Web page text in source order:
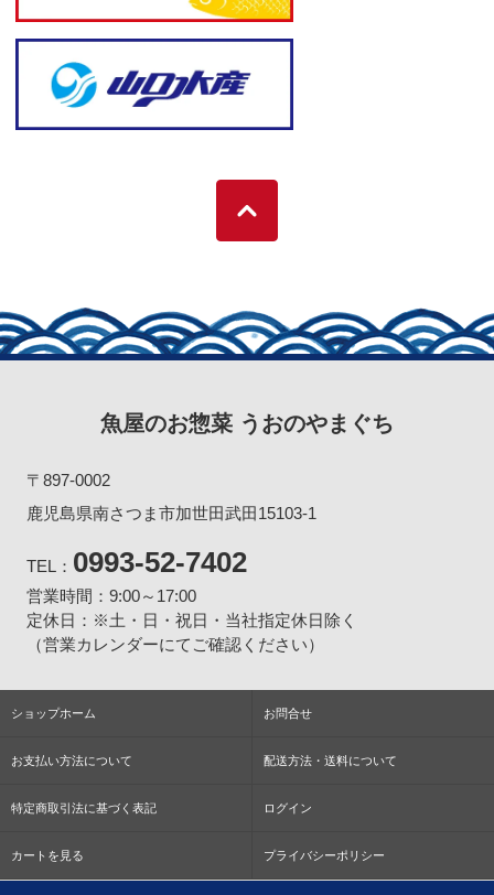
魚屋のお惣菜 うおのやまぐち
〒897-0002
鹿児島県南さつま市加世田武田15103-1
TEL： 0993-52-7402
営業時間：9:00～17:00
定休日：※土・日・祝日・当社指定休日除く
（営業カレンダーにてご確認ください）
ショップホーム お問合せ
お支払い方法について 配送方法・送料について
特定商取引法に基づく表記 ログイン
カートを見る プライバシーポリシー